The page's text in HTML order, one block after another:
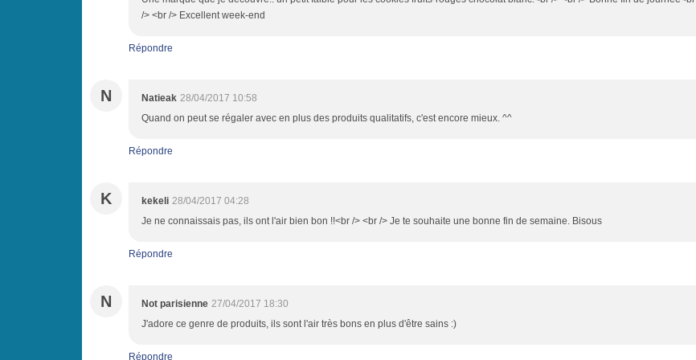
/> <br /> Excellent week-end
Répondre
N Natieak 28/04/2017 10:58
Quand on peut se régaler avec en plus des produits qualitatifs, c'est encore mieux. ^^
Répondre
K kekeli 28/04/2017 04:28
Je ne connaissais pas, ils ont l'air bien bon !!<br /> <br /> Je te souhaite une bonne fin de semaine. Bisous
Répondre
N Not parisienne 27/04/2017 18:30
J'adore ce genre de produits, ils sont l'air très bons en plus d'être sains :)
Répondre